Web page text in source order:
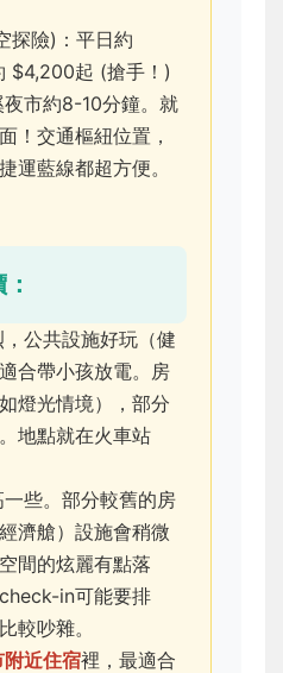
探險)：平日約
$4,200起 (搶手！)
夜市約8-10分鐘。就
！交通樞紐位置，
運藍線都超方便。
公共設施好玩（健
合帶小孩放電。房
燈光情境），部分
地點就在火車站
些。部分較舊的房
濟艙）設施會稍微
間的炫麗有點落
in可能要排
較吵雜。
近住宿裡，最適合